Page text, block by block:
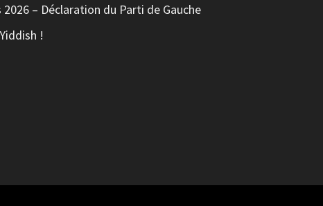
2026 – Déclaration du Parti de Gauche
!